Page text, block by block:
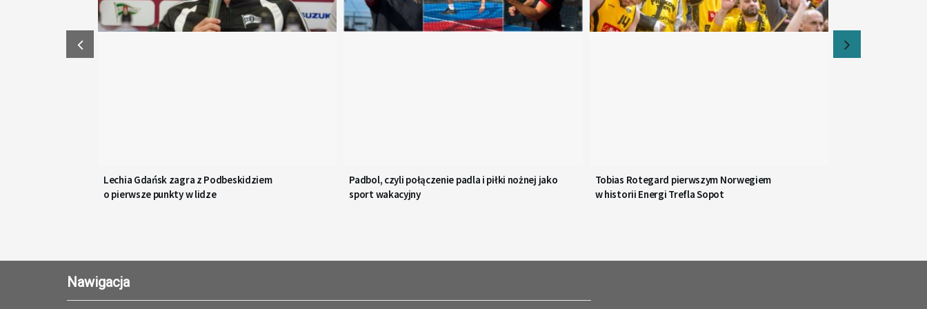
Lechia Gdańsk zagra z Podbeskidziem
o pierwsze punkty w lidze
Padbol, czyli połączenie padla i piłki nożnej jako
sport wakacyjny
Tobias Rotegard pierwszym Norwegiem
w historii Energi Trefla Sopot
Nawigacja